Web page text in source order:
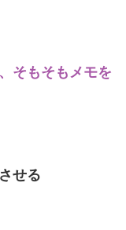
そもそもメモを
せる